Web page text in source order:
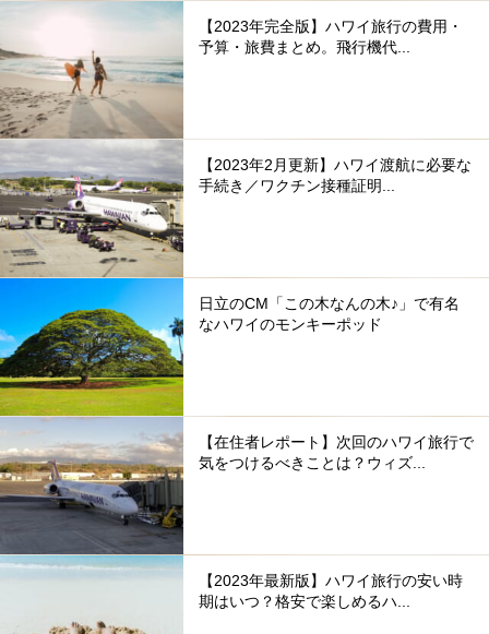
【2023年完全版】ハワイ旅行の費用・
予算・旅費まとめ。飛行機代...
【2023年2月更新】ハワイ渡航に必要な
手続き／ワクチン接種証明...
日立のCM「この木なんの木♪」で有名
なハワイのモンキーポッド
【在住者レポート】次回のハワイ旅行で
気をつけるべきことは？ウィズ...
【2023年最新版】ハワイ旅行の安い時
期はいつ？格安で楽しめるハ...